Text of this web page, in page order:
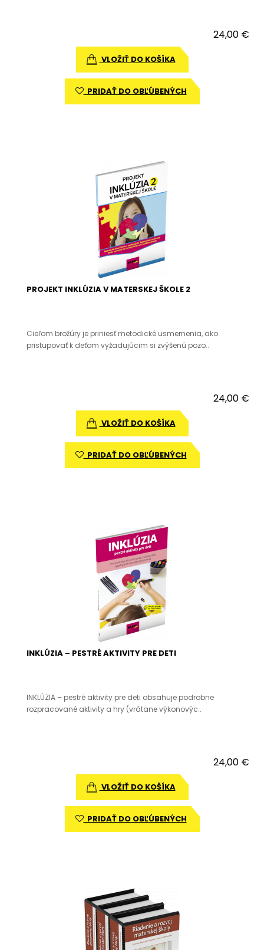
24,00 €
VLOŽIŤ DO KOŠÍKA
PRIDAŤ DO OBĽÚBENÝCH
PROJEKT INKLÚZIA V MATERSKEJ ŠKOLE 2
Cieľom brožúry je priniesť metodické usmernenia, ako
pristupovať k deťom vyžadujúcim si zvýšenú pozo..
24,00 €
VLOŽIŤ DO KOŠÍKA
PRIDAŤ DO OBĽÚBENÝCH
INKLÚZIA – PESTRÉ AKTIVITY PRE DETI
INKLÚZIA – pestré aktivity pre deti obsahuje podrobne
rozpracované aktivity a hry (vrátane výkonovýc..
24,00 €
VLOŽIŤ DO KOŠÍKA
PRIDAŤ DO OBĽÚBENÝCH